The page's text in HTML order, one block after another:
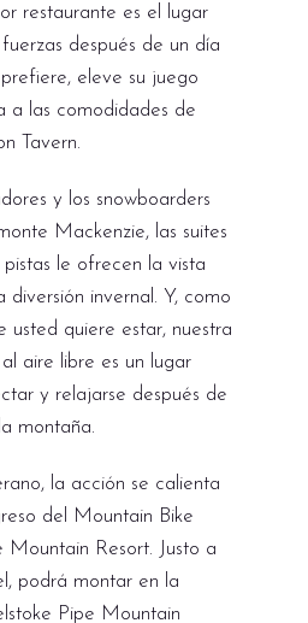
restaurante es el lugar
después de un día
eleve su juego
a las comodidades de
Tavern.
y los snowboarders
Mackenzie, las suites
le ofrecen la vista
invernal. Y, como
usted quiere estar, nuestra
aire libre es un lugar
y relajarse después de
montaña.
la acción se calienta
del Mountain Bike
Mountain Resort. Justo a
podrá montar en la
Pipe Mountain